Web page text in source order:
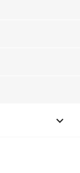
keyboard_arrow_down